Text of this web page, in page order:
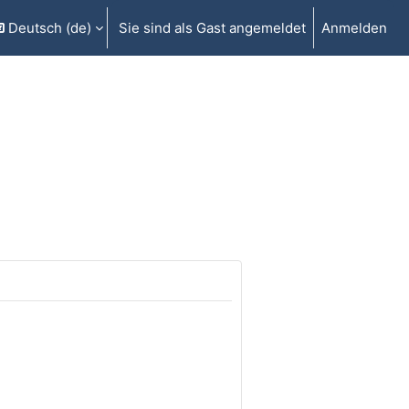
umschalten
Deutsch ‎(de)‎ Sie sind als Gast angemeldet Anmelden